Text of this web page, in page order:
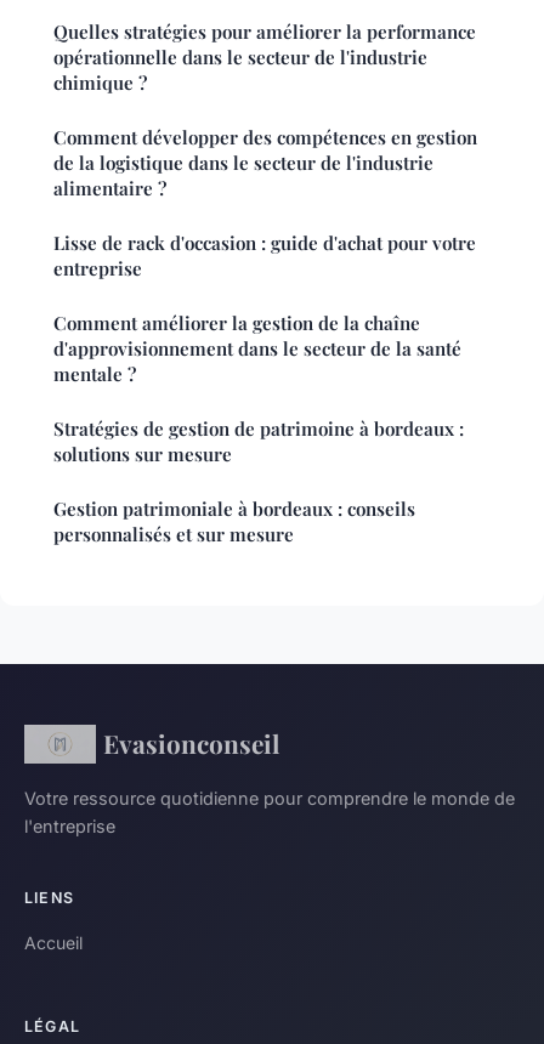
Quelles stratégies pour améliorer la performance
opérationnelle dans le secteur de l'industrie
chimique ?
Comment développer des compétences en gestion
de la logistique dans le secteur de l'industrie
alimentaire ?
Lisse de rack d'occasion : guide d'achat pour votre
entreprise
Comment améliorer la gestion de la chaîne
d'approvisionnement dans le secteur de la santé
mentale ?
Stratégies de gestion de patrimoine à bordeaux :
solutions sur mesure
Gestion patrimoniale à bordeaux : conseils
personnalisés et sur mesure
Evasionconseil
Votre ressource quotidienne pour comprendre le monde de
l'entreprise
LIENS
Accueil
LÉGAL